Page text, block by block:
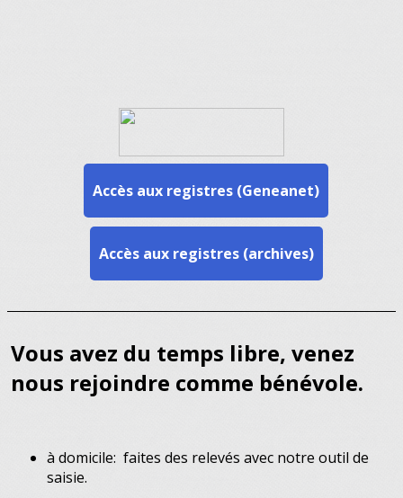
Accès aux registres (Geneanet)
Accès aux registres (archives)
Vous avez du temps libre, venez
nous rejoindre comme bénévole.
à domicile: faites des relevés avec notre outil de
saisie.